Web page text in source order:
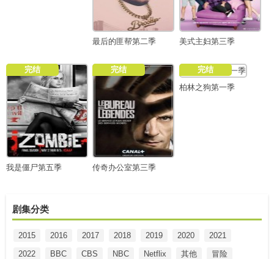
最后的匪帮第二季 美式主妇第三季
完结
我是僵尸第五季
完结
传奇办公室第三季
完结
柏林之狗第一季
剧集分类
2015 2016 2017 2018 2019 2020
2021
2022
BBC CBS NBC Netflix 其他
冒险